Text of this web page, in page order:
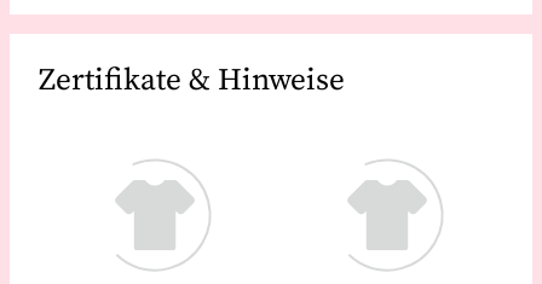
Zertifikate & Hinweise